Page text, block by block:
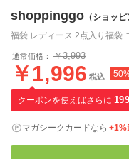
shoppinggo （ショッ
福袋 レディース 2点入り福袋
通常価格： ￥3,993
￥1,996 税込
クーポンを使えばさらに 199
マガシークカードなら +1%